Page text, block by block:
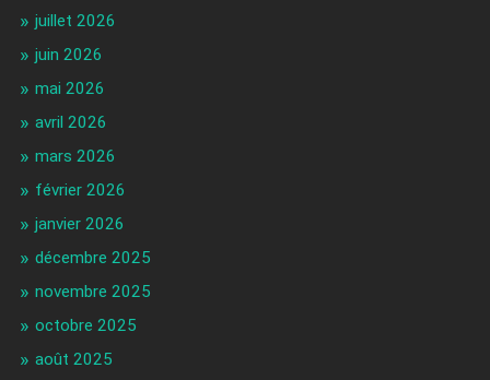
juillet 2026
juin 2026
mai 2026
avril 2026
mars 2026
février 2026
janvier 2026
décembre 2025
novembre 2025
octobre 2025
août 2025